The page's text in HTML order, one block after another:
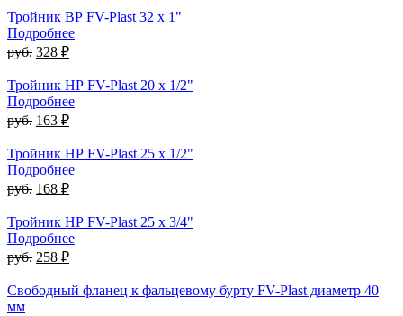
Тройник ВР FV-Plast 32 x 1"
Подробнее
руб. 328 ₽
Тройник НР FV-Plast 20 x 1/2"
Подробнее
руб. 163 ₽
Тройник НР FV-Plast 25 x 1/2"
Подробнее
руб. 168 ₽
Тройник НР FV-Plast 25 x 3/4"
Подробнее
руб. 258 ₽
Свободный фланец к фальцевому бурту FV-Plast диаметр 40
мм